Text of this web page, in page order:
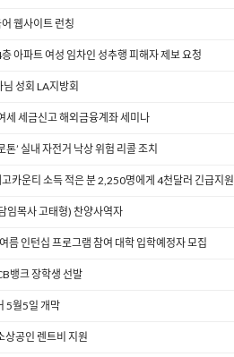
웹사이트 런칭
아파트 여성 임차인 성추행 피해자 제보 요청
성회 LA지방회
세 세금신고 해외금융계좌 세미나
’ 실내 자전거 낙상 위험 리콜 조치
카운티 소득 적은 분 2,250명에게 4천달러 긴급지원
임목사 고태형) 찬양사역자
름 인턴십 프로그램 참여 대학 입학예정자 모집
뱅크 장학생 선발
5월5일 개막
상공인 렌트비 지원